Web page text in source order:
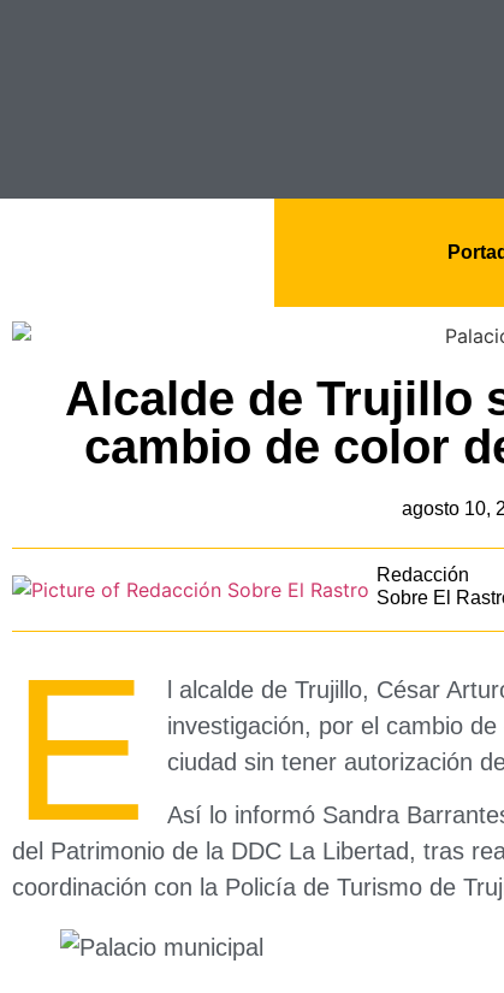
Alcalde de Trujillo
cambio de color
agosto 10,
Redacción
Sobre El
E
l alcalde de Trujillo, César
investigación, por el cambio
ciudad sin tener autorización
Así lo informó Sandra
del Patrimonio de la DDC La Libertad, tras
coordinación con la Policía de Turismo de